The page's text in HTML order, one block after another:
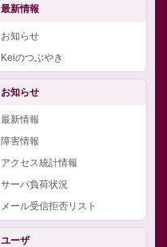
最新情報
お知らせ
Keiのつぶやき
お知らせ
最新情報
障害情報
アクセス統計情報
サーバ負荷状況
メール受信拒否リスト
ユーザ